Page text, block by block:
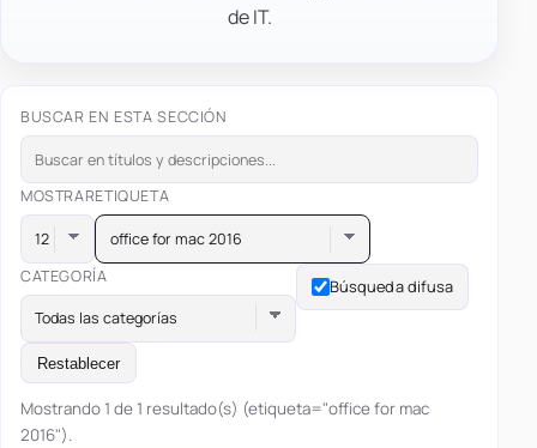
de IT.
BUSCAR EN ESTA SECCIÓN
MOSTRARETIQUETA
office for mac 2016
CATEGORÍA
Todas las categorías
Búsqueda difusa
Restablecer
Mostrando 1 de 1 resultado(s) (etiqueta="office for mac
2016").